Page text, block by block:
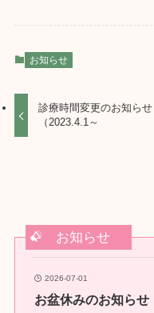
お知らせ
診療時間変更のお知らせ
（2023.4.1～
お知らせ
2026-07-01
お盆休みのお知らせ